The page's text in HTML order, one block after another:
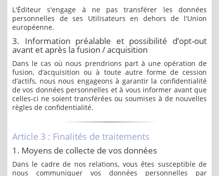
L'Éditeur s'engage à ne pas transférer les données
personnelles de ses Utilisateurs en dehors de l'Union
européenne.
3. Information préalable et possibilité d’opt-out
avant et après la fusion / acquisition
Dans le cas où nous prendrions part à une opération de
fusion, d’acquisition ou à toute autre forme de cession
d’actifs, nous nous engageons à garantir la confidentialité
de vos données personnelles et à vous informer avant que
celles-ci ne soient transférées ou soumises à de nouvelles
règles de confidentialité.
Article 3 : Finalités de traitements
1. Moyens de collecte de vos données
Dans le cadre de nos relations, vous êtes susceptible de
nous communiquer vos données personnelles par